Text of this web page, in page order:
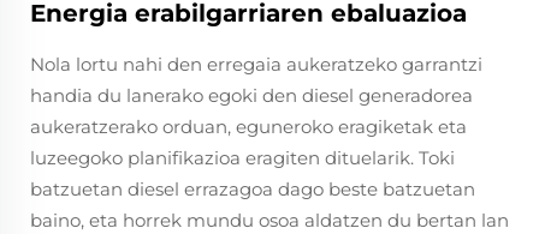
Energia erabilgarriaren ebaluazioa
Nola lortu nahi den erregaia aukeratzeko garrantzi
handia du lanerako egoki den diesel generadorea
aukeratzerako orduan, eguneroko eragiketak eta
luzeegoko planifikazioa eragiten dituelarik. Toki
batzuetan diesel errazagoa dago beste batzuetan
baino, eta horrek mundu osoa aldatzen du bertan lan